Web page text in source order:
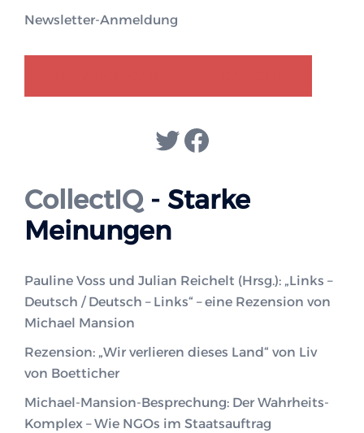
Newsletter-Anmeldung
Twitter
Facebook
CollectIQ- Starke
Meinungen
Pauline Voss und Julian Reichelt (Hrsg.): „Links –
Deutsch / Deutsch – Links“ – eine Rezension von
Michael Mansion
Rezension: „Wir verlieren dieses Land“ von Liv
von Boetticher
Michael-Mansion-Besprechung: Der Wahrheits-
Komplex – Wie NGOs im Staatsauftrag